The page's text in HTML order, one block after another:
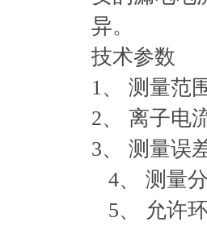
异。
技术参数
1、 测量范
2、 离子电
3、 测量误
4、 测量
5、 允许